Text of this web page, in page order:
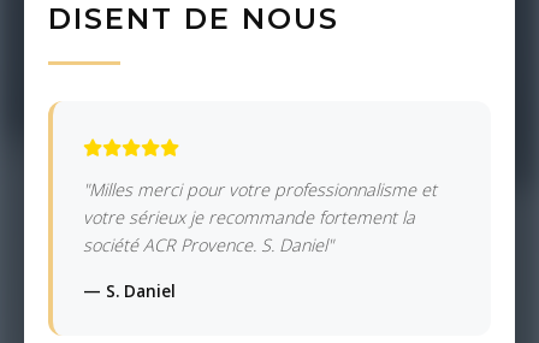
DISENT DE NOUS
"Milles merci pour votre professionnalisme et
votre sérieux je recommande fortement la
société ACR Provence. S. Daniel"
— S. Daniel